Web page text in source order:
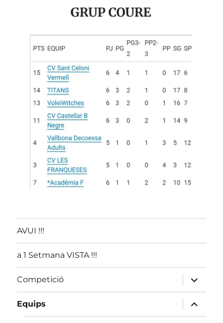
AVUI !!!
a 1 Setmana VISTA !!!
Competició
amplia
el
menú
fill
Equips
amplia
el
menú